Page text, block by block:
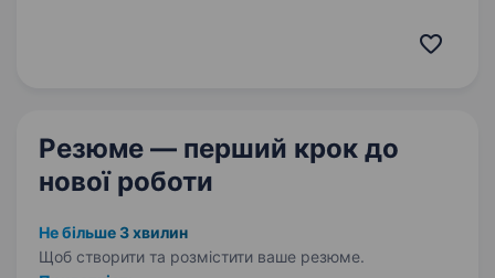
планувати, організовувати та контролювати
Резюме — перший крок до
нової роботи
Не більше 3 хвилин
Щоб створити та розмістити ваше резюме.